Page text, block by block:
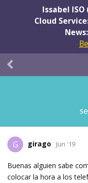
Issabel
Cloud
News:
G girago Jun '19
Buenas alguien sabe
colocar la hora a los